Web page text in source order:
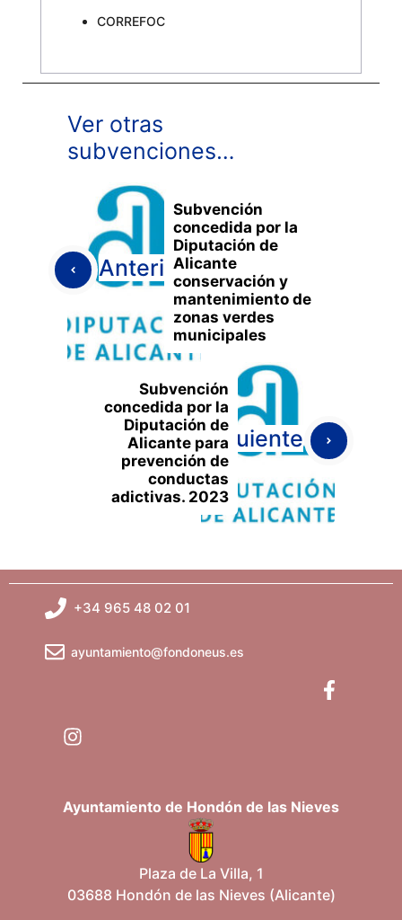
CORREFOC
Ver otras
subvenciones…
Anterior
Subvención
concedida por la
Diputación de
Alicante
conservación y
mantenimiento de
zonas verdes
municipales
Subvención
concedida por la
Diputación de
Alicante para
prevención de
conductas
adictivas. 2023
Siguiente
+34 965 48 02 01
ayuntamiento@fondoneus.es
Ayuntamiento de Hondón de las Nieves
Plaza de La Villa, 1
03688 Hondón de las Nieves (Alicante)